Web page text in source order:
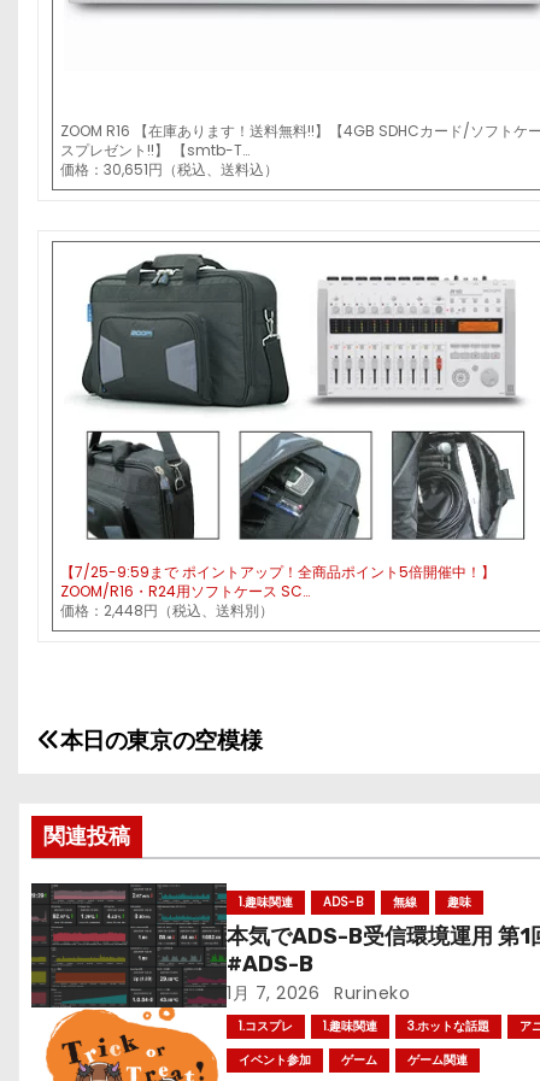
ZOOM R16 【在庫あります！送料無料!!】【4GB SDHCカード/ソフトケ
スプレゼント!!】 【smtb-T…
価格：30,651円（税込、送料込）
【7/25-9:59まで ポイントアップ！全商品ポイント5倍開催中！】
ZOOM/R16・R24用ソフトケース SC…
価格：2,448円（税込、送料別）
投
ナ
ビ
ゲ
ー
シ
本日の東京の空模様
関連投稿
1.趣味関連 ADS-B 無線 趣味
本気でADS-B受信環境運用 第1
#ADS-B
1月 7, 2026 Rurineko
1.コスプレ 1.趣味関連 3.ホットな話題
ア
イベント参加
ゲーム
ゲーム関連